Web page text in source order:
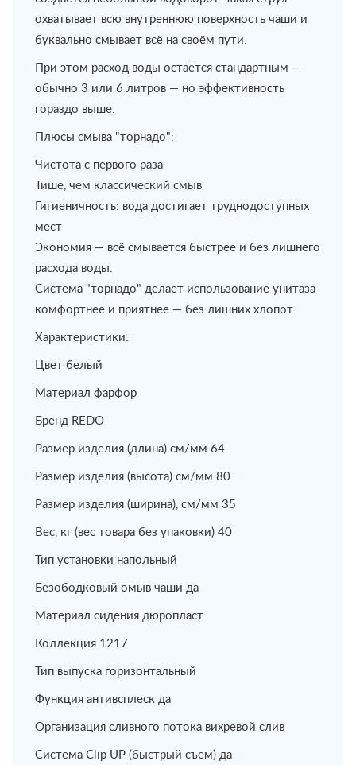
охватывает всю внутреннюю поверхность чаши и
буквально смывает всё на своём пути.
При этом расход воды остаётся стандартным —
обычно 3 или 6 литров — но эффективность
гораздо выше.
Плюсы смыва "торнадо":
Чистота с первого раза
Тише, чем классический смыв
Гигиеничность: вода достигает труднодоступных
мест
Экономия — всё смывается быстрее и без лишнего
расхода воды.
Система "торнадо" делает использование унитаза
комфортнее и приятнее — без лишних хлопот.
Характеристики:
Цвет белый
Материал фарфор
Бренд REDO
Размер изделия (длина) см/мм 64
Размер изделия (высота) см/мм 80
Размер изделия (ширина), см/мм 35
Вес, кг (вес товара без упаковки) 40
Тип установки напольный
Безободковый омыв чаши да
Материал сидения дюропласт
Коллекция 1217
Тип выпуска горизонтальный
Функция антивсплеск да
Организация сливного потока вихревой слив
Система Clip UP (быстрый съем) да